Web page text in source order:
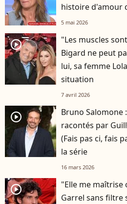
histoire d'amour
5 mai 2026
player2
"Les muscles
Bigard ne peut
lui, sa femme
situation
7 avril 2026
player2
Bruno Salomone
racontés par
(Fais pas ci, fais
la série
16 mars 2026
player2
"Elle me maîtrise
Garrel sans filtre